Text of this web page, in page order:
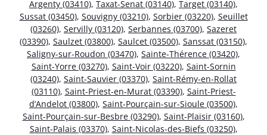
Argenty (03410), Taxat-Senat (03140), Target (03140),
Sussat (03450), Souvigny (03210), Sorbier (03220), Seuillet
(03260), Servilly (03120), Serbannes (03700), Sazeret
(03390), Saulzet (03800), Saulcet (03500), Sanssat (03150),
Saligny-sur-Roudon (03470), Sainte-Thérence (03420),
Saint-Yorre (03270), Saint-Voir (03220), Saint-Sornin
(03240), Saint-Sauvier (03370), Saint-Rémy-en-Rollat
(03110), Saint-Priest-en-Murat (03390), Saint-Priest-
d’Andelot (03800), Saint-Pourçain-sur-Sioule (03500),
Saint-Pourçain-sur-Besbre (03290), Saint-Plaisir (03160),
Saint-Palais (03370), Saint-Nicolas-des-Biefs (03250),